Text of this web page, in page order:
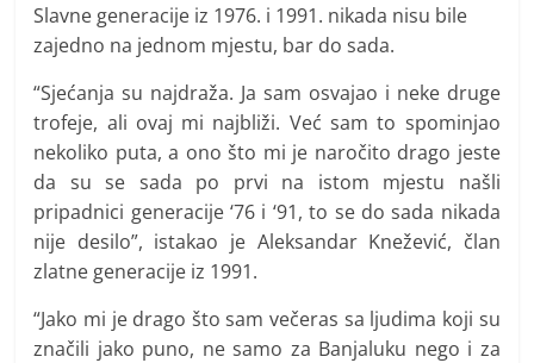
Slavne generacije iz 1976. i 1991. nikada nisu bile
zajedno na jednom mjestu, bar do sada.
“Sjećanja su najdraža. Ja sam osvajao i neke druge
trofeje, ali ovaj mi najbliži. Već sam to spominjao
nekoliko puta, a ono što mi je naročito drago jeste
da su se sada po prvi na istom mjestu našli
pripadnici generacije ‘76 i ‘91, to se do sada nikada
nije desilo”, istakao je Aleksandar Knežević, član
zlatne generacije iz 1991.
“Jako mi je drago što sam večeras sa ljudima koji su
značili jako puno, ne samo za Banjaluku nego i za